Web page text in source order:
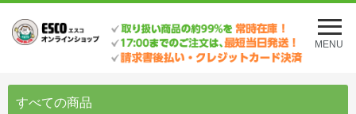
メ
ニ
ュ
を
MENU
すべての商品